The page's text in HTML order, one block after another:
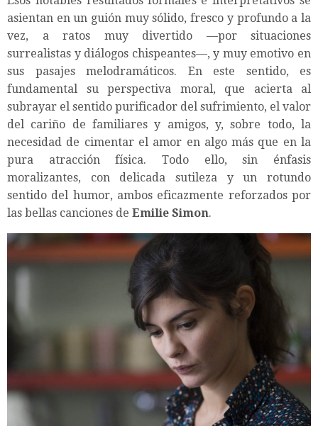
asientan en un guión muy sólido, fresco y profundo a la
vez, a ratos muy divertido —por situaciones
surrealistas y diálogos chispeantes—, y muy emotivo en
sus pasajes melodramáticos. En este sentido, es
fundamental su perspectiva moral, que acierta al
subrayar el sentido purificador del sufrimiento, el valor
del cariño de familiares y amigos, y, sobre todo, la
necesidad de cimentar el amor en algo más que en la
pura atracción física. Todo ello, sin énfasis
moralizantes, con delicada sutileza y un rotundo
sentido del humor, ambos eficazmente reforzados por
las bellas canciones de Emilie Simon.